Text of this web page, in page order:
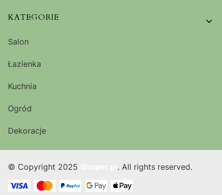
KATEGORIE
Salon
Łazienka
Kuchnia
Ogród
Dekoracje
© Copyright 2025 . All rights reserved.